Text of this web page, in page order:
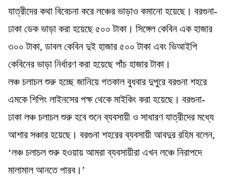
যাত্রীদের কথা বিবেচনা করে লঞ্চের ভাড়াও কমানো হয়েছে। বরগুনা-
ঢাকা ডেক ভাড়া করা হয়েছে ৫০০ টাকা। সিঙ্গেল কেবিন এক হাজার
৩০০ টাকা, ডাবল কেবিন দুই হাজার ৫০০ টাকা এবং ভিআইপি
কেবিনের ভাড়া নির্ধারণ করা হয়েছে পাঁচ হাজার টাকা।
লঞ্চ চলাচল শুরু হচ্ছে জানিয়ে গতকাল বুধবার দুপুরে বরগুনা শহরে
এমকে শিপিং লাইনসের পক্ষ থেকে মাইকিং করা হয়েছে। বরগুনা-
ঢাকা লঞ্চ চলাচল শুরু হবে শুনে ব্যবসায়ী ও সাধারণ যাত্রীদের মধ্যে
আশার সঞ্চার হয়েছে। বরগুনা শহরের ব্যবসায়ী আবদুর রহিম বলেন,
‘লঞ্চ চলাচল শুরু হওয়ায় আমরা ব্যবসায়ীরা এখন লঞ্চে নিরাপদে
মালামাল আনতে পারব।’